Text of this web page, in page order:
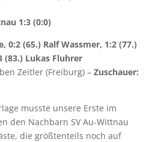
1:3 (0:0)
0:2 (65.) Ralf Wassmer, 1:2 (77.)
(83.) Lukas Fluhrer
Zeitler (Freiburg) – Zuschauer:
musste unsere Erste im
den Nachbarn SV Au-Wittnau
die größtenteils noch auf